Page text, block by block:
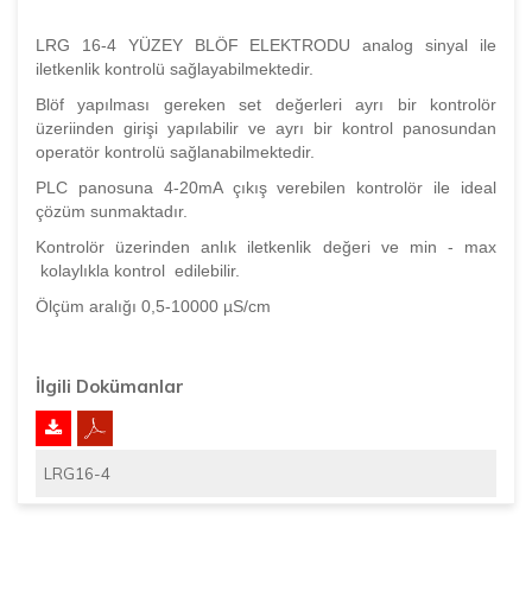
LRG 16-4 YÜZEY BLÖF ELEKTRODU analog sinyal ile
iletkenlik kontrolü sağlayabilmektedir.
Blöf yapılması gereken set değerleri ayrı bir kontrolör
üzeriinden girişi yapılabilir ve ayrı bir kontrol panosundan
operatör kontrolü sağlanabilmektedir.
PLC panosuna 4-20mA çıkış verebilen kontrolör ile ideal
çözüm sunmaktadır.
Kontrolör üzerinden anlık iletkenlik değeri ve min - max
kolaylıkla kontrol edilebilir.
Ölçüm aralığı 0,5-10000 µS/cm
İlgili Dokümanlar
LRG16-4